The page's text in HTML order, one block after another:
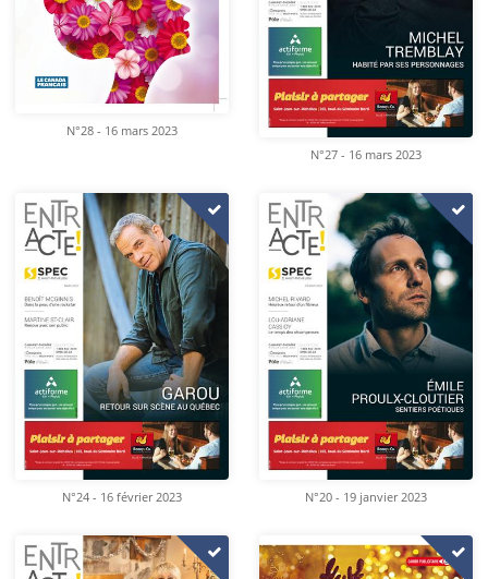
N°28 - 16 mars 2023
N°27 - 16 mars 2023
N°24 - 16 février 2023 N°20 - 19 janvier 2023